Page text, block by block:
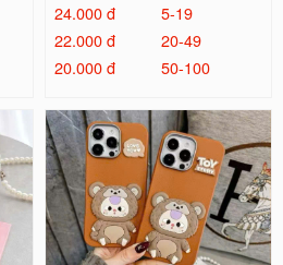
24.000 đ
5-19
22.000 đ
20-49
20.000 đ
50-100